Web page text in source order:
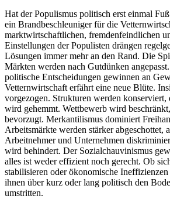
Hat der Populismus politisch erst einmal
ein Brandbeschleuniger für die
marktwirtschaftlichen, fremdenfeindlichen
Einstellungen der Populisten drängen
Lösungen immer mehr an den Rand. Die
Märkten werden nach Gutdünken
politische Entscheidungen gewinnen an
Vetternwirtschaft erfährt eine neue Blüte.
vorgezogen. Strukturen werden konserviert,
wird gehemmt. Wettbewerb wird
bevorzugt. Merkantilismus dominiert
Arbeitsmärkte werden stärker abgeschottet,
Arbeitnehmer und Unternehmen
wird behindert. Der Sozialchauvinismus
alles ist weder effizient noch gerecht. Ob
stabilisieren oder ökonomische
ihnen über kurz oder lang politisch den
umstritten.